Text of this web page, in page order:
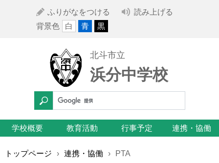
ふりがなをつける
読み上げる
背景色
白 青 黒
北斗市立
浜分中学校
学校概要 教育活動 行事予定 連携・協働
トップページ › 連携・協働 › PTA